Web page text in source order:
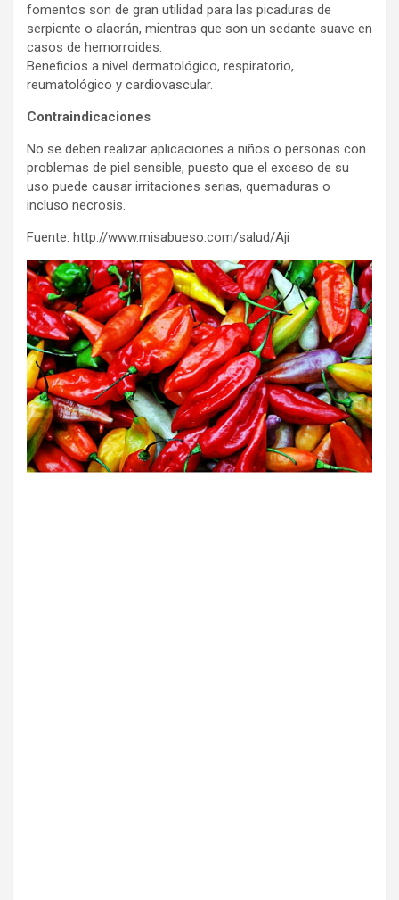
fomentos son de gran utilidad para las picaduras de
serpiente o alacrán, mientras que son un sedante suave en
casos de hemorroides.
Beneficios a nivel dermatológico, respiratorio,
reumatológico y cardiovascular.
Contraindicaciones
No se deben realizar aplicaciones a niños o personas con
problemas de piel sensible, puesto que el exceso de su
uso puede causar irritaciones serias, quemaduras o
incluso necrosis.
Fuente: http://www.misabueso.com/salud/Aji